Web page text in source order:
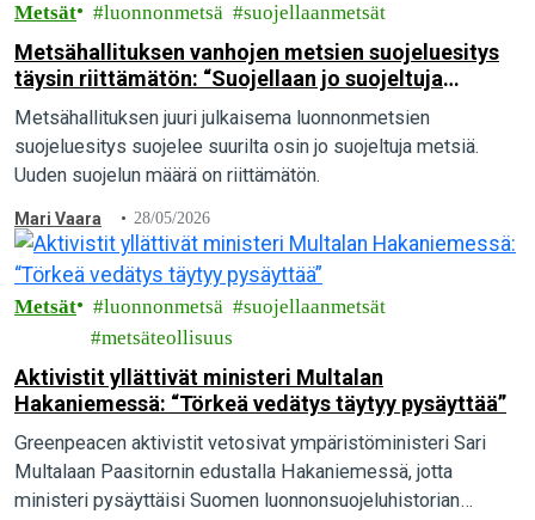
Metsät luonnonmetsä suojellaanmetsät
Metsähallituksen vanhojen metsien suojeluesitys
täysin riittämätön: “Suojellaan jo suojeltuja
metsiä”
Metsähallituksen juuri julkaisema luonnonmetsien
suojeluesitys suojelee suurilta osin jo suojeltuja metsiä.
Uuden suojelun määrä on riittämätön.
Mari Vaara 28/05/2026
Metsät luonnonmetsä
suojellaanmetsät
metsäteollisuus
Aktivistit yllättivät ministeri Multalan
Hakaniemessä: “Törkeä vedätys täytyy pysäyttää”
Greenpeacen aktivistit vetosivat ympäristöministeri Sari
Multalaan Paasitornin edustalla Hakaniemessä, jotta
ministeri pysäyttäisi Suomen luonnonsuojeluhistorian